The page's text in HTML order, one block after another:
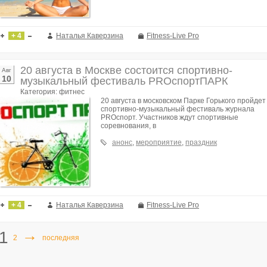
+ 4 Наталья Каверзина Fitness-Live Pro
Авг
10
20 августа в Москве состоится спортивно-
музыкальный фестиваль PROспортПАРК
Категория: фитнес
20 августа в московском Парке Горького пройдет
спортивно-музыкальный фестиваль журнала
PROспорт. Участников ждут спортивные
соревнования, в
анонс, мероприятие, праздник
+ 4 Наталья Каверзина Fitness-Live Pro
2 → последняя